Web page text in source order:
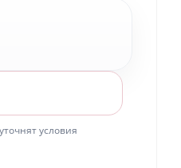
условия